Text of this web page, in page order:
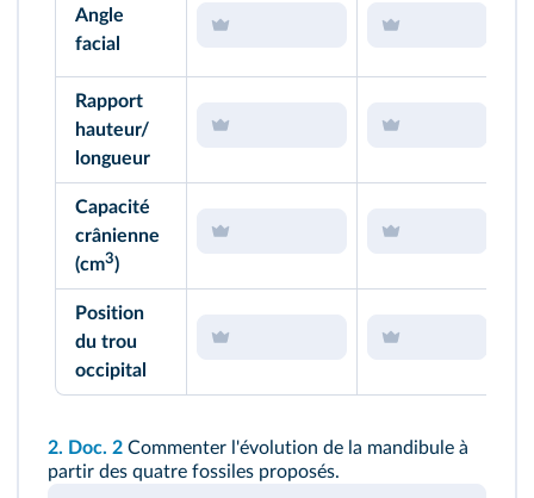
Angle
facial
Rapport
hauteur/
longueur
Capacité
crânienne
(cm3)
Position
du trou
occipital
2. Doc. 2 Commenter l'évolution de la mandibule à
partir des quatre fossiles proposés.